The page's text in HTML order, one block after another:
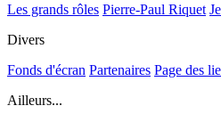
Les grands rôles Pierre-Paul Riquet
Divers
Fonds d'écran Partenaires Page des
Ailleurs...